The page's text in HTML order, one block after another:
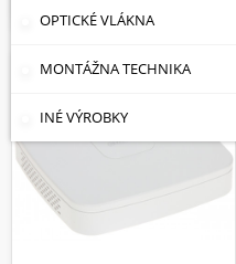
OPTICKÉ VLÁKNA
MONTÁŽNA TECHNIKA
INÉ VÝROBKY
Skladom